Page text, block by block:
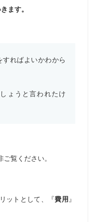
ます。
すればよいかわから
ょうと言われたけ
覧ください。
ットとして、『費用 』